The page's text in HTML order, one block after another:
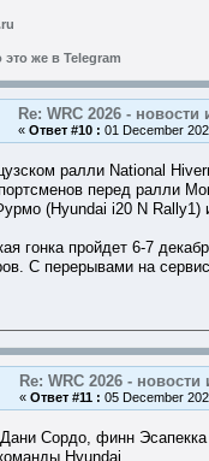
это же в Telegram
Re: WRC 2026 - новости
« Ответ #10 : 01 December
ралли National
перед ралли
(Hyundai i20 N Rally1)
гонка пройдет 6-7
С перерывами на
Re: WRC 2026 - новости
« Ответ #11 : 05 December
Сордо, финн
Hyundai